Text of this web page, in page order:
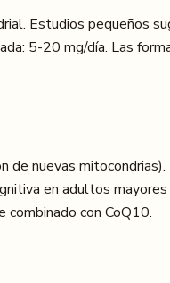
Estudios pequeños
5-20 mg/día. Las
de nuevas
en adultos
con CoQ10.